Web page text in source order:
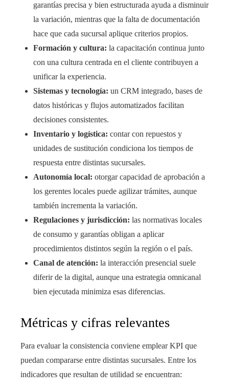
garantías precisa y bien estructurada ayuda a disminuir
la variación, mientras que la falta de documentación
hace que cada sucursal aplique criterios propios.
Formación y cultura: la capacitación continua junto
con una cultura centrada en el cliente contribuyen a
unificar la experiencia.
Sistemas y tecnología: un CRM integrado, bases de
datos históricas y flujos automatizados facilitan
decisiones consistentes.
Inventario y logística: contar con repuestos y
unidades de sustitución condiciona los tiempos de
respuesta entre distintas sucursales.
Autonomía local: otorgar capacidad de aprobación a
los gerentes locales puede agilizar trámites, aunque
también incrementa la variación.
Regulaciones y jurisdicción: las normativas locales
de consumo y garantías obligan a aplicar
procedimientos distintos según la región o el país.
Canal de atención: la interacción presencial suele
diferir de la digital, aunque una estrategia omnicanal
bien ejecutada minimiza esas diferencias.
Métricas y cifras relevantes
Para evaluar la consistencia conviene emplear KPI que
puedan compararse entre distintas sucursales. Entre los
indicadores que resultan de utilidad se encuentran: